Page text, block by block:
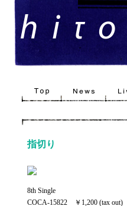
指切り
8th Single
COCA-15822 ￥1,200 (tax out)